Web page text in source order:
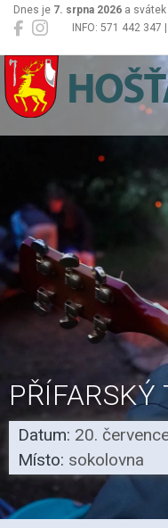
INFO: 571 442
Dnes je 7. srpna 2026 a svátek
Hošťálková
Datum: 20.
Místo: sokolovna